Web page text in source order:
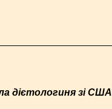
дієтологиня зі США